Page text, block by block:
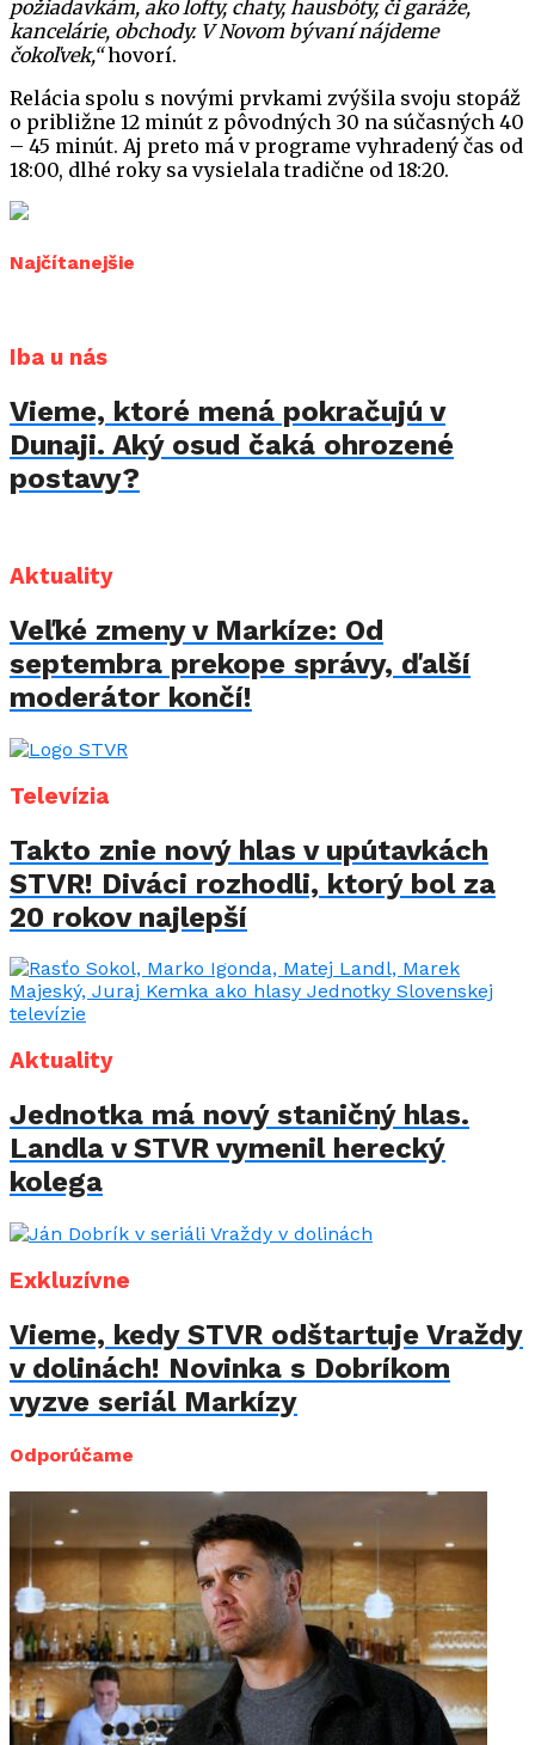
požiadavkám, ako lofty, chaty, hausbóty, či garáže,
kancelárie, obchody. V Novom bývaní nájdeme
čokoľvek,“hovorí.
Relácia spolu s novými prvkami zvýšila svoju stopáž
o približne 12 minút z pôvodných 30 na súčasných 40
– 45 minút. Aj preto má v programe vyhradený čas od
18:00, dlhé roky sa vysielala tradične od 18:20.
Najčítanejšie
Iba u nás
Vieme, ktoré mená pokračujú v
Dunaji. Aký osud čaká ohrozené
postavy?
Aktuality
Veľké zmeny v Markíze: Od
septembra prekope správy, ďalší
moderátor končí!
Televízia
Takto znie nový hlas v upútavkách
STVR! Diváci rozhodli, ktorý bol za
20 rokov najlepší
Aktuality
Jednotka má nový staničný hlas.
Landla v STVR vymenil herecký
kolega
Exkluzívne
Vieme, kedy STVR odštartuje Vraždy
v dolinách! Novinka s Dobríkom
vyzve seriál Markízy
Odporúčame